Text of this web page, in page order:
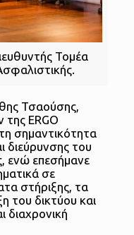
Τομέα
Τσαούσης,
ERGO
σημαντικότητα
διεύρυνσης του
ενώ επεσήμανε
σε
στήριξης, τα
του δικτύου και
διαχρονική